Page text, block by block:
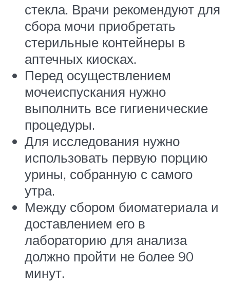
стекла. Врачи рекомендуют для
сбора мочи приобретать
стерильные контейнеры в
аптечных киосках.
Перед осуществлением
мочеиспускания нужно
выполнить все гигиенические
процедуры.
Для исследования нужно
использовать первую порцию
урины, собранную с самого
утра.
Между сбором биоматериала и
доставлением его в
лабораторию для анализа
должно пройти не более 90
минут.